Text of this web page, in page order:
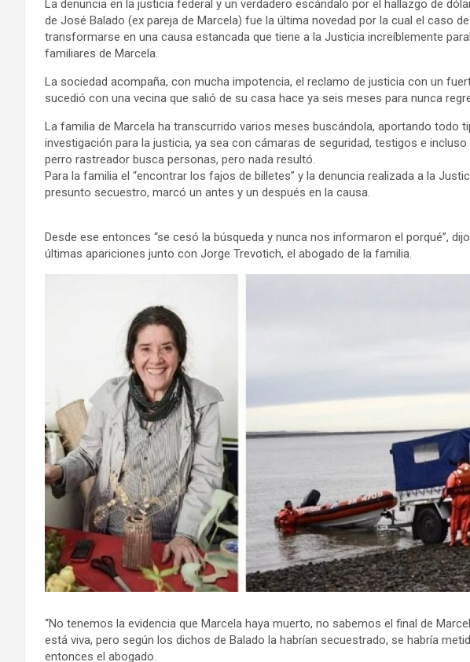
La denuncia en la justicia federal y un verdadero escándalo por el hallazgo de
de José Balado (ex pareja de Marcela) fue la última novedad por la cual el caso
transformarse en una causa estancada que tiene a la Justicia increíblemente
familiares de Marcela.
La sociedad acompaña, con mucha impotencia, el reclamo de justicia con un
sucedió con una vecina que salió de su casa hace ya seis meses para nunca
La familia de Marcela ha transcurrido varios meses buscándola, aportando todo
investigación para la justicia, ya sea con cámaras de seguridad, testigos e
perro rastreador busca personas, pero nada resultó.
Para la familia el “encontrar los fajos de billetes” y la denuncia realizada a la
presunto secuestro, marcó un antes y un después en la causa.
Desde ese entonces “se cesó la búsqueda y nunca nos informaron el porqué”,
últimas apariciones junto con Jorge Trevotich, el abogado de la familia.
“No tenemos la evidencia que Marcela haya muerto, no sabemos el final de
está viva, pero según los dichos de Balado la habrían secuestrado, se habría
entonces el abogado.